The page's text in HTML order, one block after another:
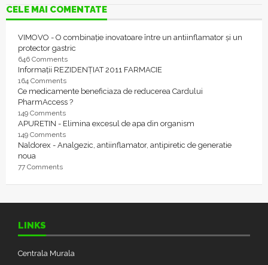
CELE MAI COMENTATE
VIMOVO - O combinație inovatoare între un antiinflamator și un
protector gastric
646 Comments
Informații REZIDENȚIAT 2011 FARMACIE
164 Comments
Ce medicamente beneficiaza de reducerea Cardului
PharmAccess ?
149 Comments
APURETIN - Elimina excesul de apa din organism
149 Comments
Naldorex - Analgezic, antiinflamator, antipiretic de generatie
noua
77 Comments
LINKS
Centrala Murala